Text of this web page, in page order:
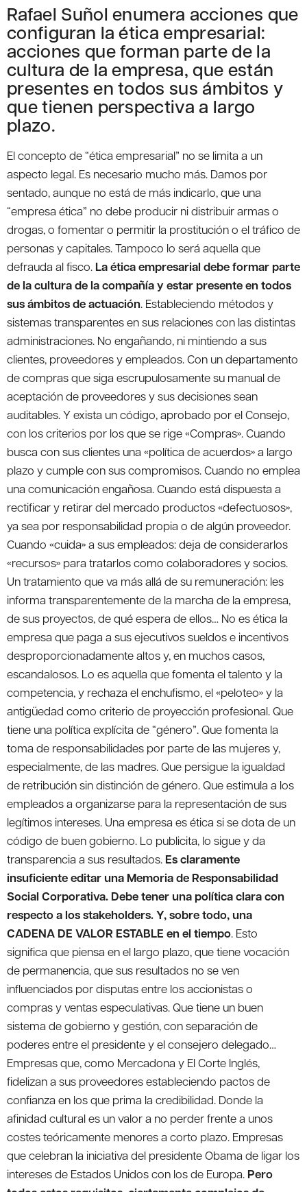
Rafael Suñol enumera acciones que
configuran la ética empresarial:
acciones que forman parte de la
cultura de la empresa, que están
presentes en todos sus ámbitos y
que tienen perspectiva a largo
plazo.
El concepto de “ética empresarial” no se limita a un
aspecto legal. Es necesario mucho más. Damos por
sentado, aunque no está de más indicarlo, que una
“empresa ética” no debe producir ni distribuir armas o
drogas, o fomentar o permitir la prostitución o el tráfico de
personas y capitales. Tampoco lo será aquella que
defrauda al fisco. La ética empresarial debe formar parte
de la cultura de la compañía y estar presente en todos
sus ámbitos de actuación. Estableciendo métodos y
sistemas transparentes en sus relaciones con las distintas
administraciones. No engañando, ni mintiendo a sus
clientes, proveedores y empleados. Con un departamento
de compras que siga escrupulosamente su manual de
aceptación de proveedores y sus decisiones sean
auditables. Y exista un código, aprobado por el Consejo,
con los criterios por los que se rige «Compras». Cuando
busca con sus clientes una «política de acuerdos» a largo
plazo y cumple con sus compromisos. Cuando no emplea
una comunicación engañosa. Cuando está dispuesta a
rectificar y retirar del mercado productos «defectuosos»,
ya sea por responsabilidad propia o de algún proveedor.
Cuando «cuida» a sus empleados: deja de considerarlos
«recursos» para tratarlos como colaboradores y socios.
Un tratamiento que va más allá de su remuneración: les
informa transparentemente de la marcha de la empresa,
de sus proyectos, de qué espera de ellos… No es ética la
empresa que paga a sus ejecutivos sueldos e incentivos
desproporcionadamente altos y, en muchos casos,
escandalosos. Lo es aquella que fomenta el talento y la
competencia, y rechaza el enchufismo, el «peloteo» y la
antigüedad como criterio de proyección profesional. Que
tiene una política explícita de “género”. Que fomenta la
toma de responsabilidades por parte de las mujeres y,
especialmente, de las madres. Que persigue la igualdad
de retribución sin distinción de género. Que estimula a los
empleados a organizarse para la representación de sus
legítimos intereses. Una empresa es ética si se dota de un
código de buen gobierno. Lo publicita, lo sigue y da
transparencia a sus resultados. Es claramente
insuficiente editar una Memoria de Responsabilidad
Social Corporativa. Debe tener una política clara con
respecto a los stakeholders. Y, sobre todo, una
CADENA DE VALOR ESTABLE en el tiempo. Esto
significa que piensa en el largo plazo, que tiene vocación
de permanencia, que sus resultados no se ven
influenciados por disputas entre los accionistas o
compras y ventas especulativas. Que tiene un buen
sistema de gobierno y gestión, con separación de
poderes entre el presidente y el consejero delegado…
Empresas que, como Mercadona y El Corte Inglés,
fidelizan a sus proveedores estableciendo pactos de
confianza en los que prima la credibilidad. Donde la
afinidad cultural es un valor a no perder frente a unos
costes teóricamente menores a corto plazo. Empresas
que celebran la iniciativa del presidente Obama de ligar los
intereses de Estados Unidos con los de Europa. Pero